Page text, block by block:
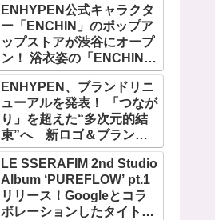
ENHYPEN公式キャラクタ
ー「ENCHIN」のポップア
ップストアが渋谷にオープ
ン！ 浴衣姿の「ENCHIN」
が登場
ENHYPEN、ブランドリニ
ューアルを発表！ 「つなが
り」を超えた“多次元的結
束”へ 新ロゴ＆ブランド
フィルム公開
LE SSERAFIM 2nd Studio
Album ‘PUREFLOW’ pt.1
リリース！Googleとコラ
ボレーションしたタイトル